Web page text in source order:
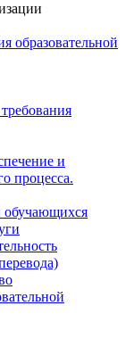
образовательной
и
процесса.